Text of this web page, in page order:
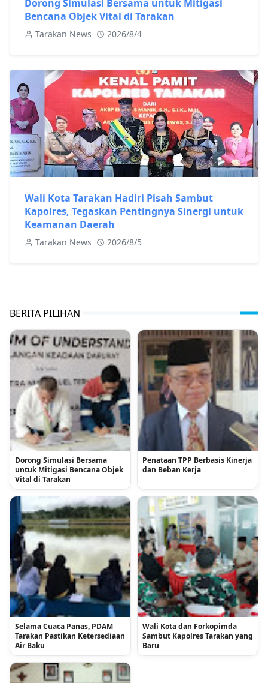
Dorong Simulasi Bersama untuk Mitigasi
Bencana Objek Vital di Tarakan
Tarakan News 2026/8/4
Wali Kota Tarakan Hadiri Pisah Sambut
Kapolres, Tegaskan Pentingnya Sinergi untuk
Keamanan Daerah
Tarakan News 2026/8/5
BERITA PILIHAN
Dorong Simulasi Bersama
untuk Mitigasi Bencana Objek
Vital di Tarakan
Penataan TPP Berbasis Kinerja
dan Beban Kerja
Selama Cuaca Panas, PDAM
Tarakan Pastikan Ketersediaan
Air Baku
Wali Kota dan Forkopimda
Sambut Kapolres Tarakan yang
Baru